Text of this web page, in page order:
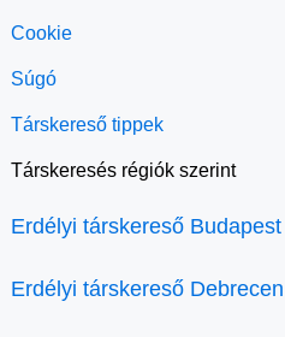
Cookie
Súgó
Társkereső tippek
Társkeresés régiók szerint
Erdélyi társkereső Budapest
Erdélyi társkereső Debrecen